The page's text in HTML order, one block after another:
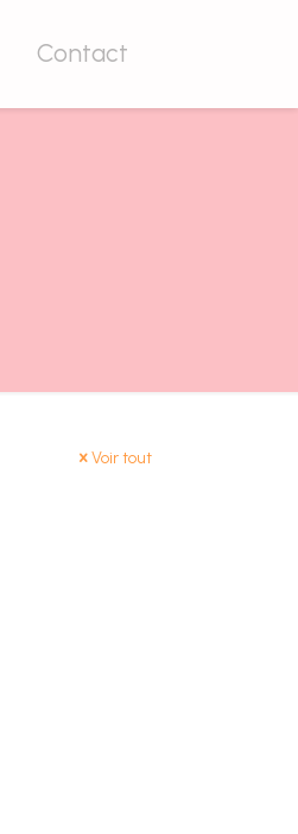
Contact
Voir tout